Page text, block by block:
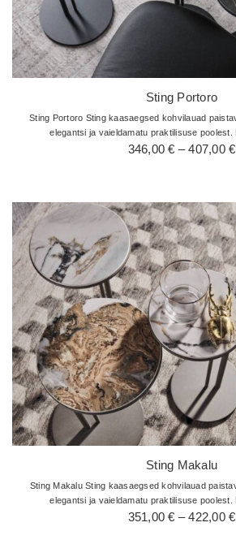
Sting Portoro
Sting Portoro Sting kaasaegsed kohvilauad
elegantsi ja vaieldamatu praktilisuse poolest.
käsitsetavad ning on uskumatult kasulikud ja
346,00€ – 407,00€
Sting Makalu
Sting Makalu Sting kaasaegsed kohvilauad
elegantsi ja vaieldamatu praktilisuse poolest.
käsitsetavad ning on uskumatult kasulikud ja
351,00€ – 422,00€